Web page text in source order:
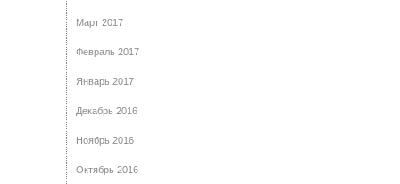
Март 2017
Февраль 2017
Январь 2017
Декабрь 2016
Ноябрь 2016
Октябрь 2016